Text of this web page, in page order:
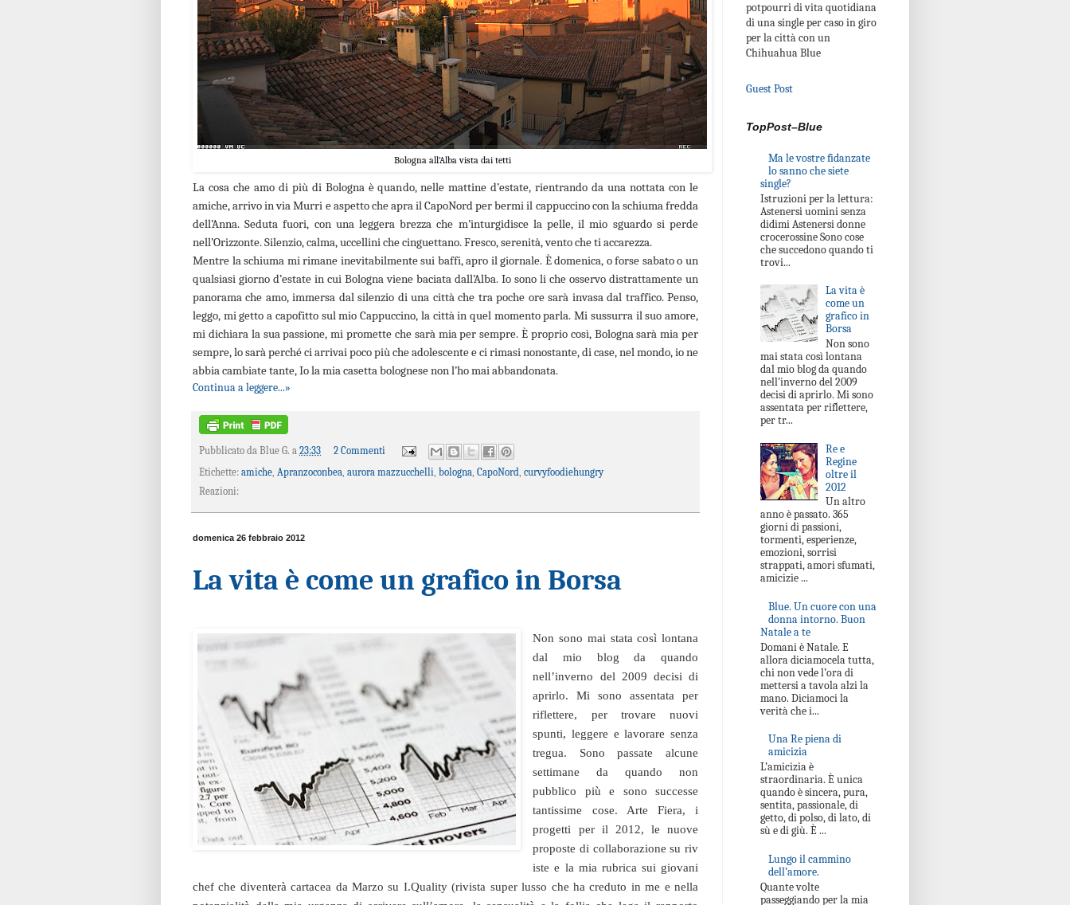
Bologna all'Alba vista dai tetti
La cosa che amo di più di Bologna è quando, nelle mattine d’estate, rientrando da una nottata con le
amiche, arrivo in via Murri e aspetto che apra il CapoNord per bermi il cappuccino con la schiuma fredda
dell’Anna. Seduta fuori, con una leggera brezza che m’inturgidisce la pelle, il mio sguardo si perde
nell’Orizzonte. Silenzio, calma, uccellini che cinguettano. Fresco, serenità, vento che ti accarezza.
Mentre la schiuma mi rimane inevitabilmente sui baffi, apro il giornale. È domenica, o forse sabato o un
qualsiasi giorno d’estate in cui Bologna viene baciata dall’Alba. Io sono li che osservo distrattamente un
panorama che amo, immersa dal silenzio di una città che tra poche ore sarà invasa dal traffico. Penso,
leggo, mi getto a capofitto sul mio Cappuccino, la città in quel momento parla. Mi sussurra il suo amore,
mi dichiara la sua passione, mi promette che sarà mia per sempre. È proprio così, Bologna sarà mia per
sempre, lo sarà perché ci arrivai poco più che adolescente e ci rimasi nonostante, di case, nel mondo, io ne
abbia cambiate tante, Io la mia casetta bolognese non l’ho mai abbandonata.
Continua a leggere...»
Pubblicato da Blue G. a 23:33
2 Commenti
Etichette: amiche, Apranzoconbea, aurora mazzucchelli, bologna, CapoNord, curvyfoodiehungry
Reazioni:
domenica 26 febbraio 2012
La vita è come un grafico in Borsa
Non sono mai stata così lontana
dal mio blog da quando
nell’inverno del 2009 decisi di
aprirlo. Mi sono assentata per
riflettere, per trovare nuovi
spunti, leggere e lavorare senza
tregua. Sono passate alcune
settimane da quando non
pubblico più e sono successe
tantissime cose. Arte Fiera, i
progetti per il 2012, le nuove
proposte di collaborazione su riv
iste e la mia rubrica sui giovani
chef che diventerà cartacea da Marzo su I.Quality (rivista super lusso che ha creduto in me e nella
potpourri di vita quotidiana
di una single per caso in giro
per la città con un
Chihuahua Blue
Guest Post
TopPost–Blue
Ma le vostre fidanzate
lo sanno che siete
single?
Istruzioni per la lettura:
Astenersi uomini senza
didimi Astenersi donne
crocerossine Sono cose
che succedono quando ti
trovi...
La vita è
come un
grafico in
Borsa
Non sono
mai stata così lontana
dal mio blog da quando
nell’inverno del 2009
decisi di aprirlo. Mi sono
assentata per riflettere,
per tr...
Re e
Regine
oltre il
2012
Un altro
anno è passato. 365
giorni di passioni,
tormenti, esperienze,
emozioni, sorrisi
strappati, amori sfumati,
amicizie ...
Blue. Un cuore con una
donna intorno. Buon
Natale a te
Domani è Natale. E
allora diciamocela tutta,
chi non vede l’ora di
mettersi a tavola alzi la
mano. Diciamoci la
verità che i...
Una Re piena di
amicizia
L’amicizia è
straordinaria. È unica
quando è sincera, pura,
sentita, passionale, di
getto, di polso, di lato, di
sù e di giù. È ...
Lungo il cammino
dell’amore.
Quante volte
passeggiando per la mia